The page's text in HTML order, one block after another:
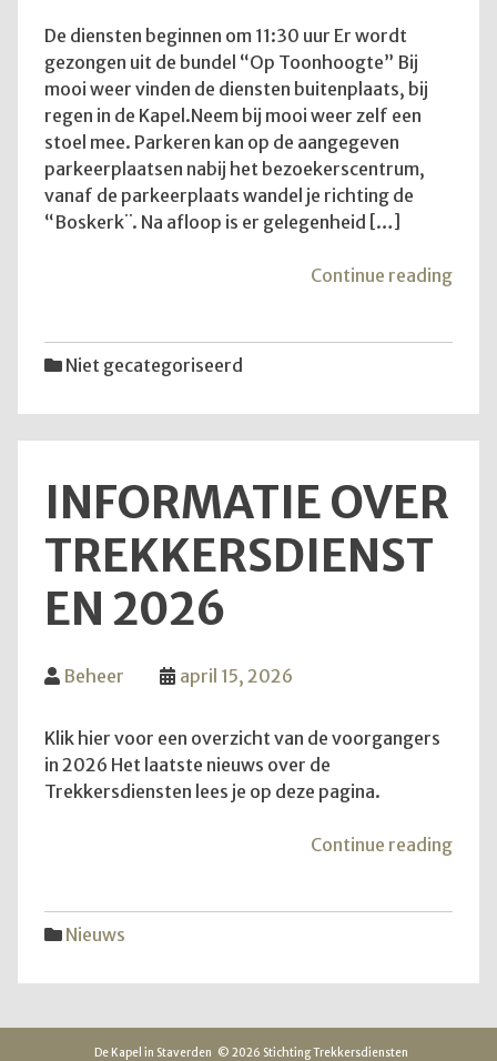
De diensten beginnen om 11:30 uur Er wordt
gezongen uit de bundel “Op Toonhoogte” Bij
mooi weer vinden de diensten buitenplaats, bij
regen in de Kapel.Neem bij mooi weer zelf een
stoel mee. Parkeren kan op de aangegeven
parkeerplaatsen nabij het bezoekerscentrum,
vanaf de parkeerplaats wandel je richting de
“Boskerk¨. Na afloop is er gelegenheid […]
Continue reading
Niet gecategoriseerd
INFORMATIE OVER
TREKKERSDIENST
EN 2026
Beheer april 15, 2026
Klik hier voor een overzicht van de voorgangers
in 2026 Het laatste nieuws over de
Trekkersdiensten lees je op deze pagina.
Continue reading
Nieuws
De Kapel in Staverden © 2026 Stichting Trekkersdiensten